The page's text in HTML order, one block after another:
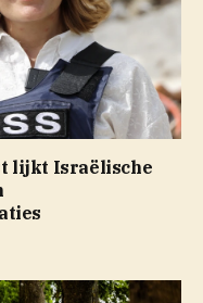
lijkt Israëlische